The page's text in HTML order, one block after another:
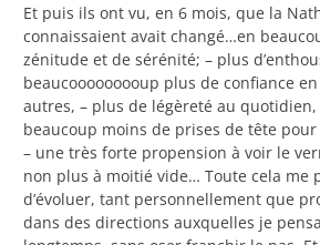
Et puis ils ont vu, en 6 mois, que la
connaissaient avait changé…en
zénitude et de sérénité; – plus
beaucooooooooup plus de confiance
autres, – plus de légèreté au
beaucoup moins de prises de tête
– une très forte propension à voir le
non plus à moitié vide… Toute cela me
d’évoluer, tant personnellement que
dans des directions auxquelles je